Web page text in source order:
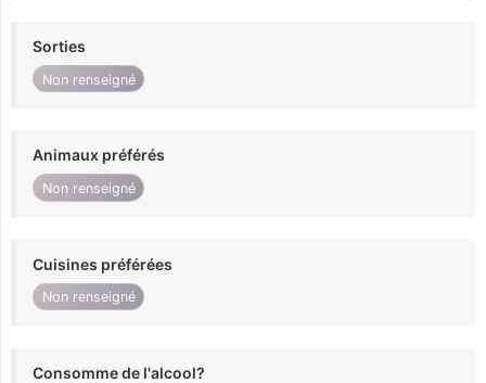
Sorties
Non renseigné
Animaux préférés
Non renseigné
Cuisines préférées
Non renseigné
Consomme de l'alcool?